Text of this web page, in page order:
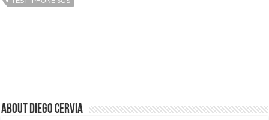
About Diego Cervia